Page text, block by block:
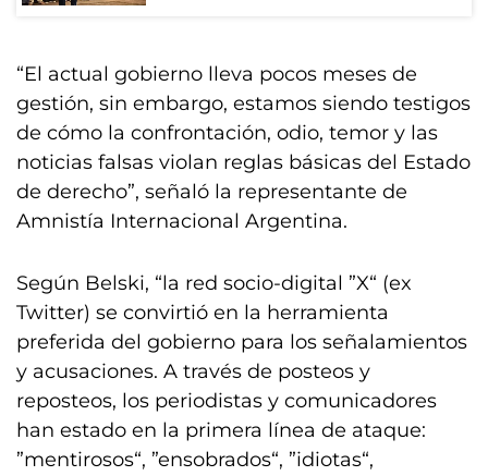
“El actual gobierno lleva pocos meses de
gestión, sin embargo, estamos siendo testigos
de cómo la confrontación, odio, temor y las
noticias falsas violan reglas básicas del Estado
de derecho”, señaló la representante de
Amnistía Internacional Argentina.
Según Belski, “la red socio-digital ”X“ (ex
Twitter) se convirtió en la herramienta
preferida del gobierno para los señalamientos
y acusaciones. A través de posteos y
reposteos, los periodistas y comunicadores
han estado en la primera línea de ataque:
”mentirosos“, ”ensobrados“, ”idiotas“,